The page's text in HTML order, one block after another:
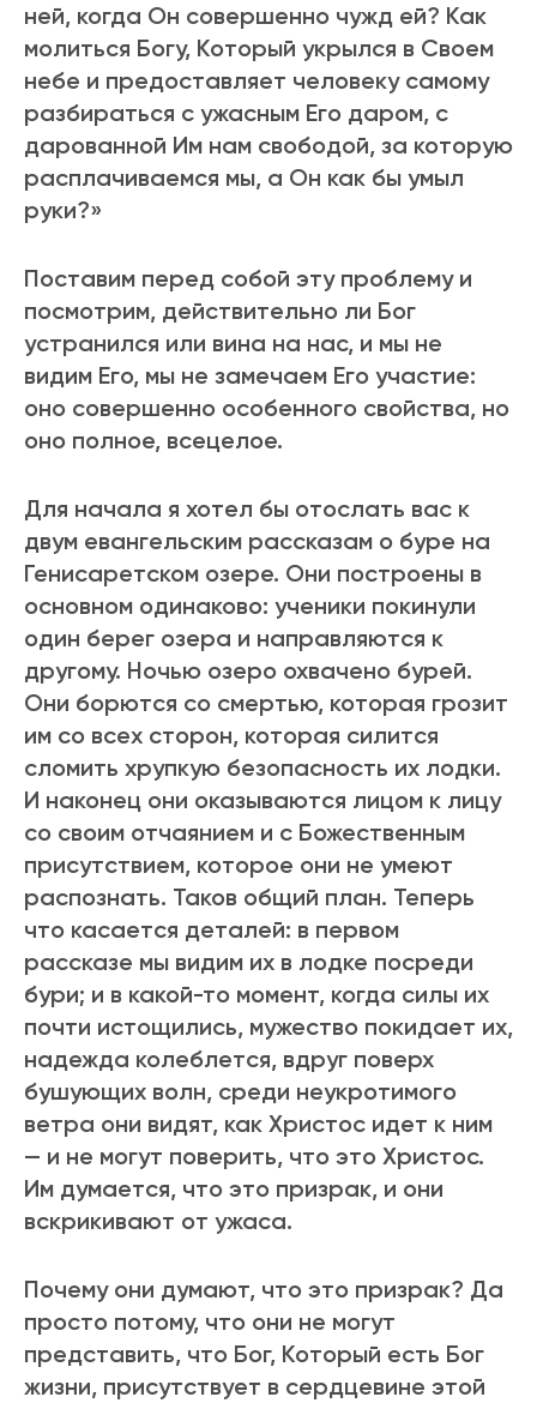
ней, когда Он совершенно чужд ей? Как
молиться Богу, Котоpый укрылся в Своем
небе и предоставляет человеку самому
разбираться с ужасным Его даром, с
дарованной Им нам свободой, за которую
расплачиваемся мы, а Он как бы умыл
руки?»
Поставим перед собой эту проблему и
посмотрим, действительно ли Бог
устранился или вина на нас, и мы не
видим Его, мы не замечаем Его участие:
оно совершенно особенного свойства, но
оно полное, всецелое.
Для начала я хотел бы отослать вас к
двум евангельским рассказам о буре на
Генисаpетском озере. Они построены в
основном одинаково: ученики покинули
один берег озера и направляются к
другому. Ночью озеро охвачено бурей.
Они борются со смертью, которая грозит
им со всех сторон, которая силится
сломить хрупкую безопасность их лодки.
И наконец они оказываются лицом к лицу
со своим отчаянием и с Божественным
присутствием, которое они не умеют
распознать. Таков общий план. Тепеpь
что касается деталей: в первом
рассказе мы видим их в лодке посреди
бури; и в какой-то момент, когда силы их
почти истощились, мужество покидает их,
надежда колеблется, вдруг поверх
бушующих волн, среди неукротимого
ветра они видят, как Христос идет к ним
— и не могут поверить, что это Христос.
Им думается, что это призрак, и они
вскрикивают от ужаса.
Почему они думают, что это призрак? Да
просто потому, что они не могут
представить, что Бог, Котоpый есть Бог
жизни, присутствует в сердцевине этой